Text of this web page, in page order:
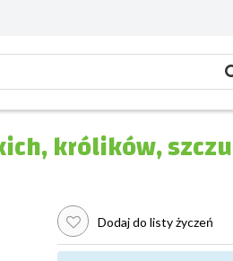
królików,
Dodaj do listy życzeń